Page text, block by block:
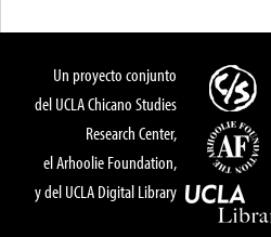
Un proyecto conjunto
del UCLA Chicano Studies
Research Center,
el Arhoolie Foundation,
y del UCLA Digital Library